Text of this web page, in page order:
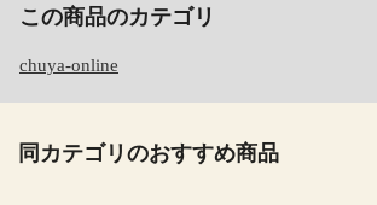
この商品のカテゴリ
chuya-online
同カテゴリのおすすめ商品